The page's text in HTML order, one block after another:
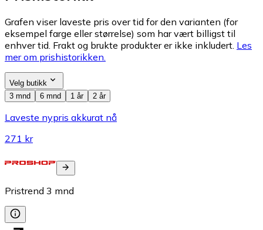
Grafen viser laveste pris over tid for den varianten (for
eksempel farge eller størrelse) som har vært billigst til
enhver tid. Frakt og brukte produkter er ikke inkludert. Les
mer om prishistorikken.
Velg butikk
3 mnd
6 mnd 1 år 2 år
Laveste nypris akkurat nå
271 kr
Pristrend 3 mnd